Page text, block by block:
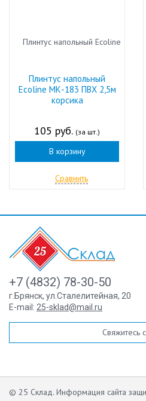
Плинтус напольный
Ecoline МК-183 ПВХ 2,5м
корсика
105 руб. (за шт.)
В корзину
Сравнить
+7 (4832) 78-30-50
г.Брянск, ул.Сталелитейная, 20
E-mail: 25-sklad@mail.ru
Свяжитесь
© 25 Склад. Информация сайта